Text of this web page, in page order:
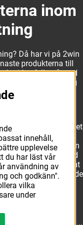
inom
Då har vi på 2win
produkterna till
tiden fylla på med
naturligt val för dig
alla andra märken.
inom basket
behöver. Välj ut
välkända märken
och komplettera med
prisvärda sortiment
rörelsefrihet, både
du behöver för
att hitta den här.
innehåll,
upplevelse
du har läst vår
användning av
och godkänn".
vilka
under